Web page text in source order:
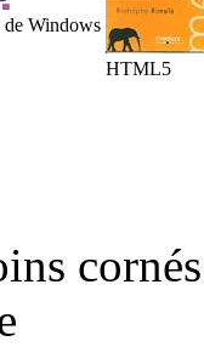
Windows
HTML5